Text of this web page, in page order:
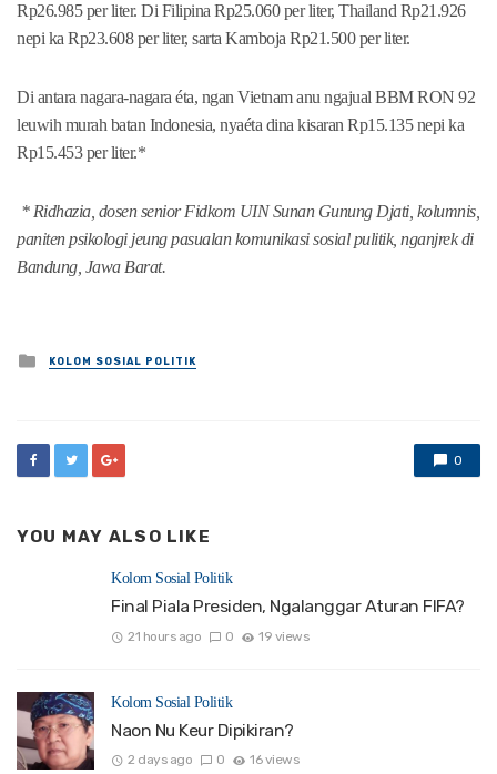
Rp26.985 per liter. Di Filipina Rp25.060 per liter, Thailand Rp21.926
nepi ka Rp23.608 per liter, sarta Kamboja Rp21.500 per liter.
Di antara nagara-nagara éta, ngan Vietnam anu ngajual BBM RON 92
leuwih murah batan Indonesia, nyaéta dina kisaran Rp15.135 nepi ka
Rp15.453 per liter.*
* Ridhazia, dosen senior Fidkom UIN Sunan Gunung Djati, kolumnis,
paniten psikologi jeung pasualan komunikasi sosial pulitik, nganjrek di
Bandung, Jawa Barat.
Posted
in
KOLOM SOSIAL POLITIK
0
YOU MAY ALSO LIKE
Kolom Sosial Politik
Final Piala Presiden, Ngalanggar Aturan FIFA?
21 hours ago 0 19 views
Kolom Sosial Politik
Naon Nu Keur Dipikiran?
2 days ago 0 16 views